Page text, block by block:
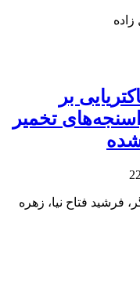
زاده
بر
تخمیر
شده
فرشید فتاح نیا، زهره